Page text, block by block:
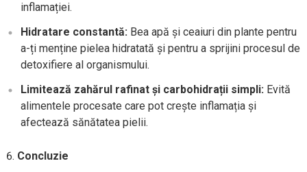
inflamației.
Hidratare constantă: Bea apă și ceaiuri din plante pentru
a-ți menține pielea hidratată și pentru a sprijini procesul de
detoxifiere al organismului.
Limitează zahărul rafinat și carbohidrații simpli: Evită
alimentele procesate care pot crește inflamația și
afectează sănătatea pielii.
Concluzie